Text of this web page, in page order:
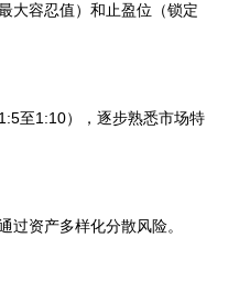
大容忍值）和止盈位（锁定
至1:10），逐步熟悉市场特
过资产多样化分散风险。